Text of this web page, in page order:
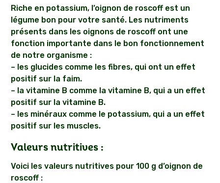
Riche en potassium, l’oignon de roscoff est un
légume bon pour votre santé. Les nutriments
présents dans les oignons de roscoff ont une
fonction importante dans le bon fonctionnement
de notre organisme :
– les glucides comme les fibres, qui ont un effet
positif sur la faim.
– la vitamine B comme la vitamine B, qui a un effet
positif sur la vitamine B.
– les minéraux comme le potassium, qui a un effet
positif sur les muscles.
Valeurs nutritives :
Voici les valeurs nutritives pour 100 g d’oignon de
roscoff :